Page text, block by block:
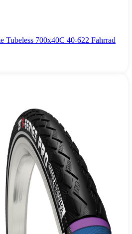
Tubeless 700x40C 40-622 Fahrrad